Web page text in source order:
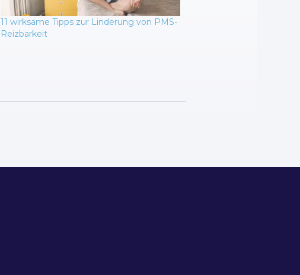
11 wirksame Tipps zur Linderung von PMS-
Reizbarkeit